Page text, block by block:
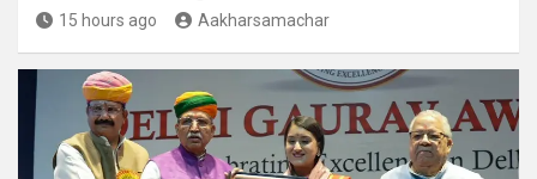
15 hours ago Aakharsamachar